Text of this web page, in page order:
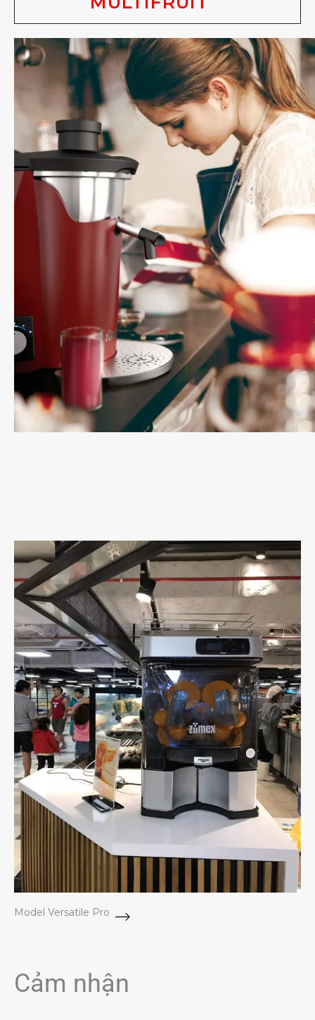
Model Versatile Pro
Cảm nhận